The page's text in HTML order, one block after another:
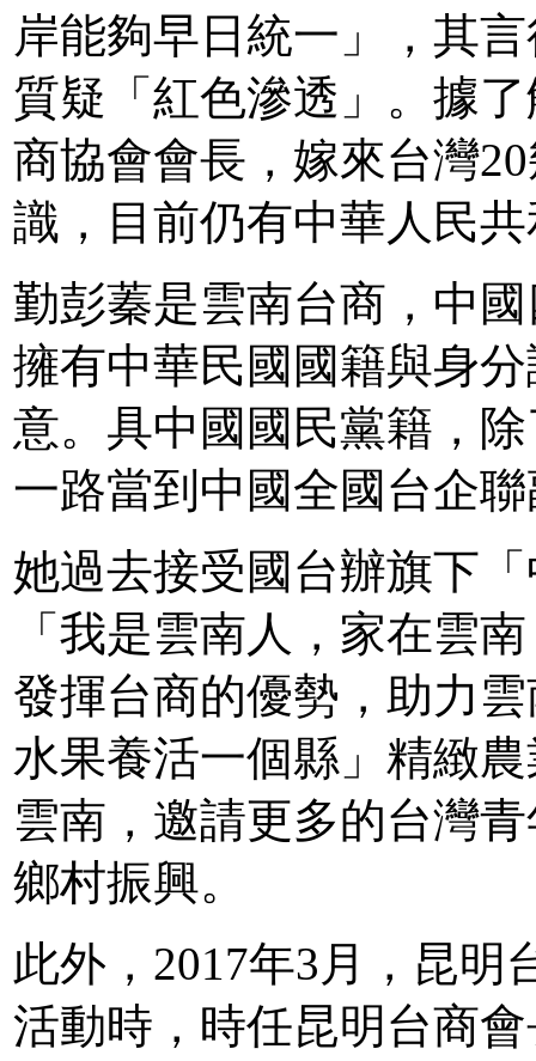
岸能夠早日統一」，其
質疑「紅色滲透」。據
商協會會長，嫁來台灣
識，目前仍有中華人民
勤彭蓁是雲南台商，中
擁有中華民國國籍與身
意。具中國國民黨籍，
一路當到中國全國台企
她過去接受國台辦旗下
「我是雲南人，家在雲
發揮台商的優勢，助力
水果養活一個縣」精緻
雲南，邀請更多的台灣
鄉村振興。
此外，2017年3月，昆明
活動時，時任昆明台商